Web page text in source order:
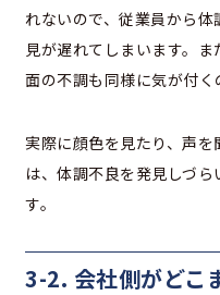
れないので、従業員から
見が遅れてしまいます。
面の不調も同様に気が付く
実際に顔色を見たり、声
は、体調不良を発見しづ
す。
3-2. 会社側がどこ